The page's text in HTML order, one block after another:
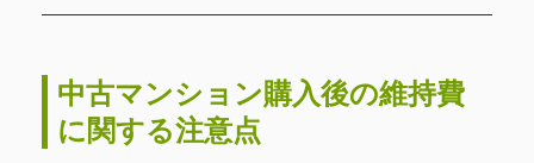
中古マンション購入後の維持費
に関する注意点